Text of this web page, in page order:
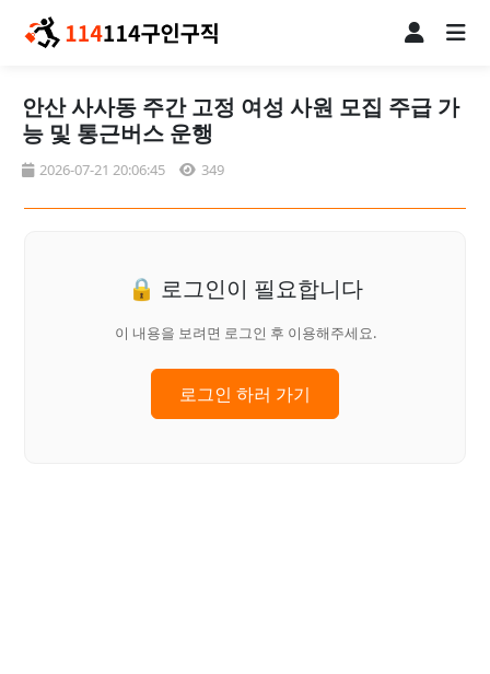
안산 사사동 주간 고정 여성 사원 모집 주급 가
능 및 통근버스 운행
2026-07-21 20:06:45 349
🔒 로그인이 필요합니다
이 내용을 보려면 로그인 후 이용해주세요.
로그인 하러 가기